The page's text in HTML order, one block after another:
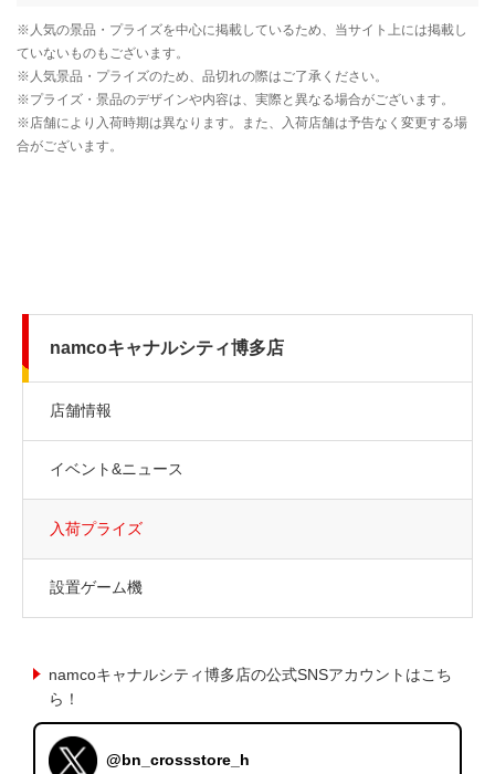
namcoキャナルシティ博多店
店舗情報
イベント&ニュース
入荷プライズ
設置ゲーム機
namcoキャナルシティ博多店の公式SNSアカウントはこち
ら！
@bn_crossstore_h